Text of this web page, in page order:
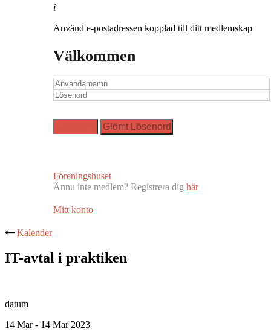
i
Använd e-postadressen kopplad till ditt medlemskap
Välkommen
Föreningshuset
Ännu inte medlem? Registrera dig här
Mitt konto
Kalender
IT-avtal i praktiken
datum
14 Mar - 14 Mar 2023